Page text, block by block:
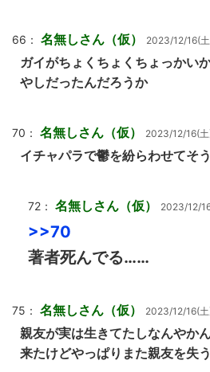
66： 名無しさん（仮） 2023/12/16(
ガイがちょくちょくちょっかい
やしだったんだろうか
70： 名無しさん（仮） 2023/12/16(
イチャパラで鬱を紛らわせてそう
72： 名無しさん（仮） 2023/12/
>>70
著者死んでる……
75： 名無しさん（仮） 2023/12/16(
親友が実は生きてたしなんやか
来たけどやっぱりまた親友を失う